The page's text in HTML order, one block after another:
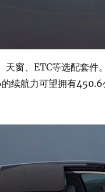
天窗、ETC等选配套
续航力可望拥有